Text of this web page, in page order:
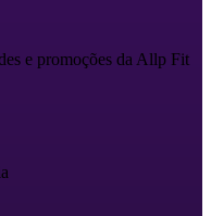
e promoções da Allp Fit